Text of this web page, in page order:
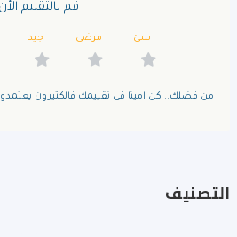
قم بالتقييم الأن
سئ مرضى جيد
من فضلك.. كن امينا فى تقييمك فالكثيرون
التصنيف